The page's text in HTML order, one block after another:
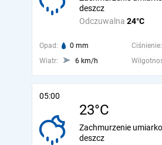
Odczuwalna 24°C
deszcz
Opad: 0 mm Ciśnienie:
Wiatr:
6 km/h
05:00
23°C
Zachmurzenie
deszcz